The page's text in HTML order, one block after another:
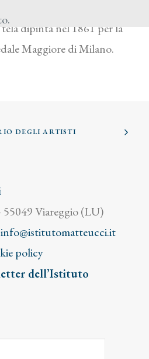
dipinta nel 1861 per la
Maggiore di Milano.
DEGLI ARTISTI
Viareggio (LU)
info@istitutomatteucci.it
policy
dell’Istituto